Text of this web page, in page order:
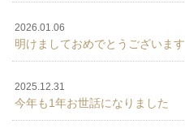
2026.01.06
明けましておめでとうございます
2025.12.31
今年も1年お世話になりました